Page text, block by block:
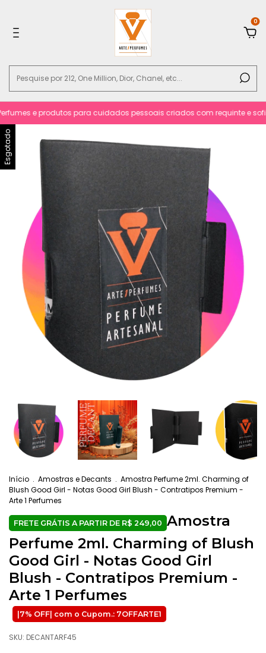
0
e produtos para cuidados pessoais criados com requinte e
Esgotado
Início . Amostras e Decants . Amostra Perfume 2ml. Charming of
Blush Good Girl - Notas Good Girl Blush - Contratipos Premium -
Arte 1 Perfumes
Amostra
Perfume 2ml. Charming of Blush
Good Girl - Notas Good Girl
Blush - Contratipos Premium -
Arte 1 Perfumes
SKU: DECANTARF45